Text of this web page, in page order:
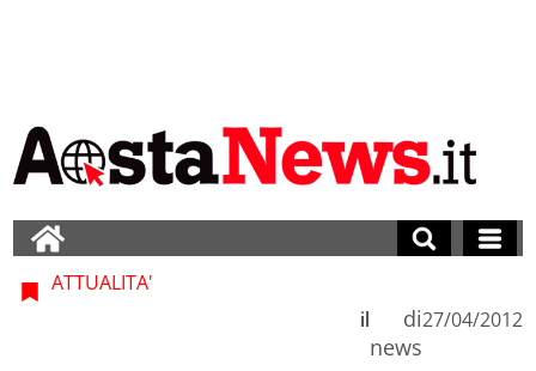
ATTUALITA'
di
news
il 27/04/2012